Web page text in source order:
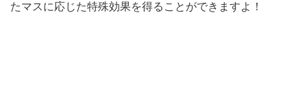
たマスに応じた特殊効果を得ることができますよ！